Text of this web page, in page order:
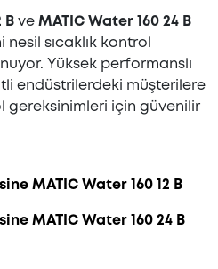
B ve MATIC Water 160 24 B
nesil sıcaklık kontrol
Yüksek performanslı
endüstrilerdeki müşterilere
gereksinimleri için güvenilir
MATIC Water 160 12 B
MATIC Water 160 24 B